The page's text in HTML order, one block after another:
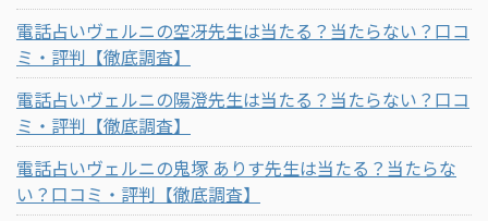
電話占いヴェルニの空冴先生は当たる？当たらない？口コ
ミ・評判【徹底調査】
電話占いヴェルニの陽澄先生は当たる？当たらない？口コ
ミ・評判【徹底調査】
電話占いヴェルニの鬼塚 ありす先生は当たる？当たらな
い？口コミ・評判【徹底調査】